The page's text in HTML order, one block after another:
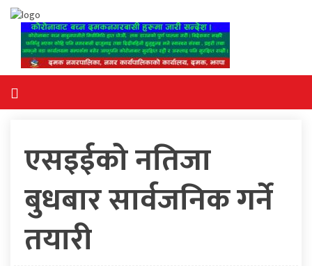
एसइईको नतिजा
बुधबार सार्वजनिक गर्ने
तयारी